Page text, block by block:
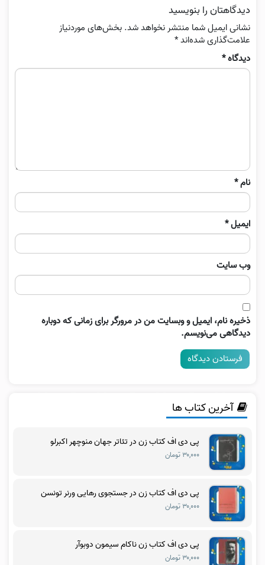
دیدگاهتان را بنویسید
نشانی ایمیل شما منتشر نخواهد شد. بخش‌های موردنیاز
علامت‌گذاری شده‌اند*
دیدگاه*
نام*
ایمیل*
وب‌ سایت
ذخیره نام، ایمیل و وبسایت من در مرورگر برای زمانی که دوباره
دیدگاهی می‌نویسم.
آخرین کتاب ها
پی دی اف کتاب زن در تئاتر جهان منوچهر اکبرلو
۳۰,۰۰۰ تومان
پی دی اف کتاب زن در جستجوی رهایی ورنر تونسن
۳۰,۰۰۰ تومان
پی دی اف کتاب زن ناکام سیمون دوبوآر
۳۰,۰۰۰ تومان